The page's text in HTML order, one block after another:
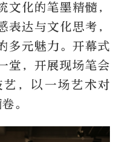
文化的笔墨精髓，
表达与文化思考，
多元魅力。开幕式
堂，开展现场笔会
，以一场艺术对
。